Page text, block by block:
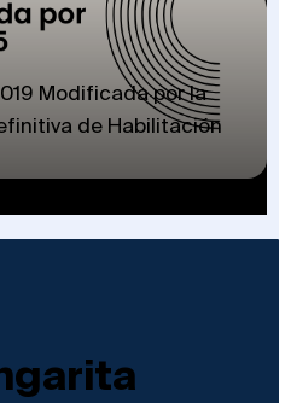
Modificada por la
de Habilitación